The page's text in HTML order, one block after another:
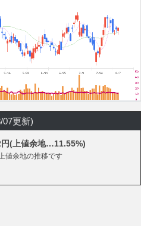
07更新)
(上値余地…11.55%)
値余地の推移です